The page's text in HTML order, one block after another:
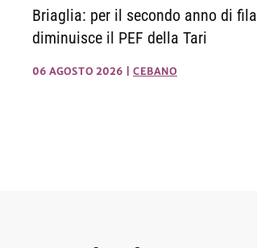
Briaglia: per il secondo anno di fila
diminuisce il PEF della Tari
06 AGOSTO 2026 CEBANO